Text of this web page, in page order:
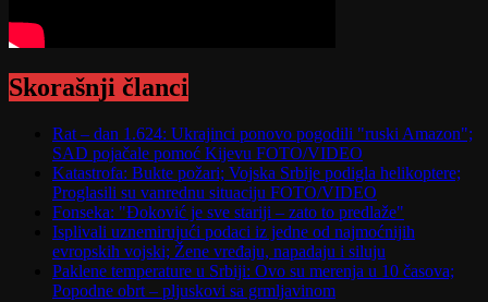
Skorašnji članci
Rat – dan 1.624: Ukrajinci ponovo pogodili "ruski Amazon";
SAD pojačale pomoć Kijevu FOTO/VIDEO
Katastrofa: Bukte požari; Vojska Srbije podigla helikoptere;
Proglasili su vanrednu situaciju FOTO/VIDEO
Fonseka: "Đoković je sve stariji – zato to predlaže"
Isplivali uznemirujući podaci iz jedne od najmoćnijih
evropskih vojski; Žene vređaju, napadaju i siluju
Paklene temperature u Srbiji: Ovo su merenja u 10 časova;
Popodne obrt – pljuskovi sa grmljavinom